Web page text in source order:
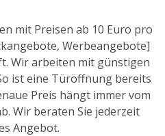
mit Preisen ab 10 Euro pro
Werbeangebote]
Wir arbeiten mit günstigen
ist eine Türöffnung bereits
Preis hängt immer vom
Wir beraten Sie jederzeit
Angebot.